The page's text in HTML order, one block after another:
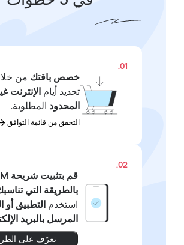
خصص باقتكمن خلال
تحديد أيامالإنترنت غير
المحدودالمطلوبة.
التحقق من قائمة التوافق
قم بتثبيت شريحة eSIM
بالطريقة التي تناسبك.
استخدمالتطبيق أو الدليل
المرسل بالبريد الإلكتروني.
تعرّف على الطرق